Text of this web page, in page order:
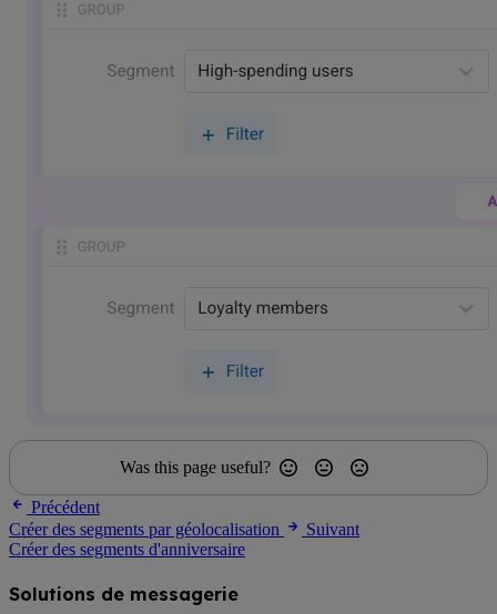
Was this page useful?
Précédent
Créer des segments par géolocalisation
Suivant
Créer des segments d'anniversaire
Solutions de messagerie